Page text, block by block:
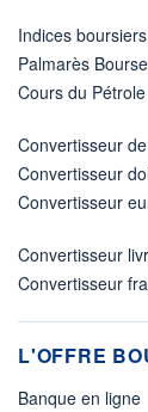
Indices
Palmarès Bourse
Cours du
Convertisseur
Convertisseur
Convertisseur
Convertisseur
Convertisseur
L'OFFRE
Banque en ligne